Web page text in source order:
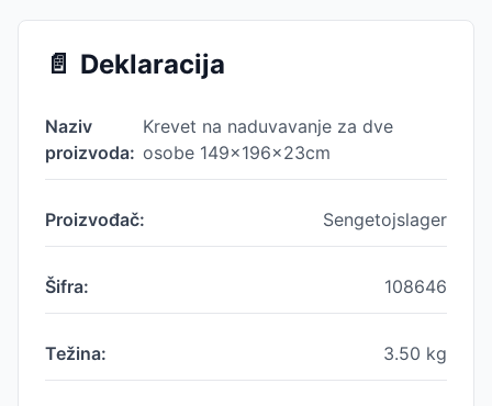
📄 Deklaracija
Naziv
proizvoda:
Krevet na naduvavanje za dve
osobe 149x196x23cm
Proizvođač: Sengetojslager
Šifra: 108646
Težina: 3.50 kg